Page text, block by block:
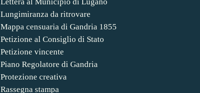
Lungimiranza da ritrovare
Mappa censuaria di Gandria 1855
Petizione al Consiglio di Stato
Petizione vincente
Piano Regolatore di Gandria
Protezione creativa
Rassegna stampa